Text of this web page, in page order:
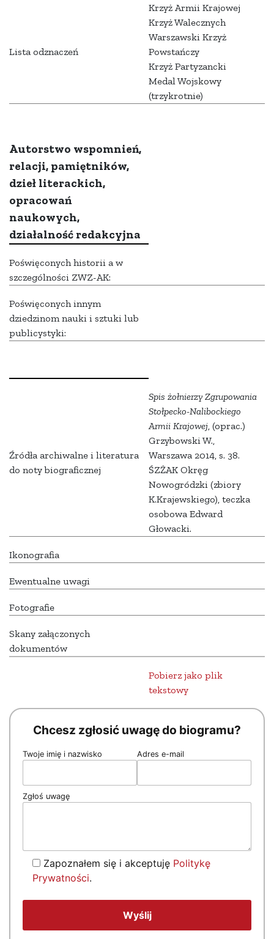
Lista odznaczeń
Krzyż Armii Krajowej
Krzyż Walecznych
Warszawski Krzyż
Powstańczy
Krzyż Partyzancki
Medal Wojskowy
(trzykrotnie)
Autorstwo wspomnień,
relacji, pamiętników,
dzieł literackich,
opracowań
naukowych,
działalność redakcyjna
Poświęconych historii a w
szczególności ZWZ-AK:
Poświęconych innym
dziedzinom nauki i sztuki lub
publicystyki:
Źródła archiwalne i literatura
do noty biograficznej
Spis żołnierzy Zgrupowania
Stołpecko-Nalibockiego
Armii Krajowej, (oprac.)
Grzybowski W.,
Warszawa 2014, s. 38.
ŚZŻAK Okręg
Nowogródzki (zbiory
K.Krajewskiego), teczka
osobowa Edward
Głowacki.
Ikonografia
Ewentualne uwagi
Fotografie
Skany załączonych
dokumentów
Pobierz jako plik
tekstowy
Chcesz zgłosić uwagę do biogramu?
Twoje imię i nazwisko Adres e-mail
Zgłoś uwagę
Zapoznałem się i akceptuję Politykę
Prywatności.